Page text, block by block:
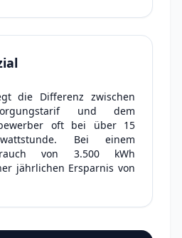
die Differenz zwischen
und dem
oft bei über 15
Bei einem
von 3.500 kWh
jährlichen Ersparnis von